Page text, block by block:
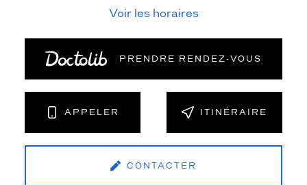
Voir les horaires
PRENDRE RENDEZ‑VOUS
APPELER ITINÉRAIRE
CONTACTER